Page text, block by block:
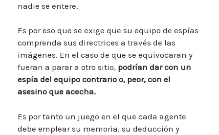
nadie se entere.
Es por eso que se exige que su equipo de espías
comprenda sus directrices a través de las
imágenes. En el caso de que se equivocaran y
fueran a parar a otro sitio, podrían dar con un
espía del equipo contrario o, peor, con el
asesino que acecha.
Es por tanto un juego en el que cada agente
debe emplear su memoria, su deducción y